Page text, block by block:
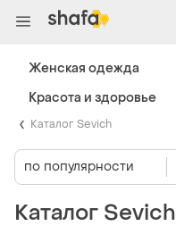
Каталог Sevich
Каталог Sevich
по популярности
Женская одежда
Красота и здоровье